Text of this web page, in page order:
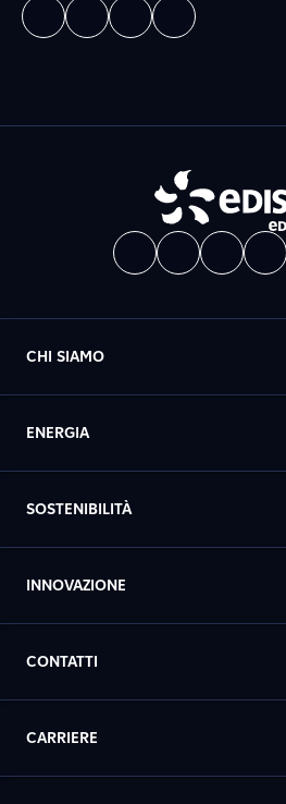
CHI SIAMO
ENERGIA
SOSTENIBILITÀ
INNOVAZIONE
CONTATTI
CARRIERE